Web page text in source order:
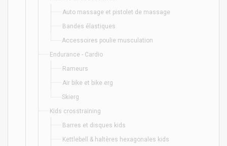
Auto massage et pistolet de massage
Bandes élastiques
Accessoires poulie musculation
Endurance - Cardio
Rameurs
Air bike et bike erg
Skierg
Kids crosstraining
Barres et disques kids
Kettlebell & haltères hexagonales kids